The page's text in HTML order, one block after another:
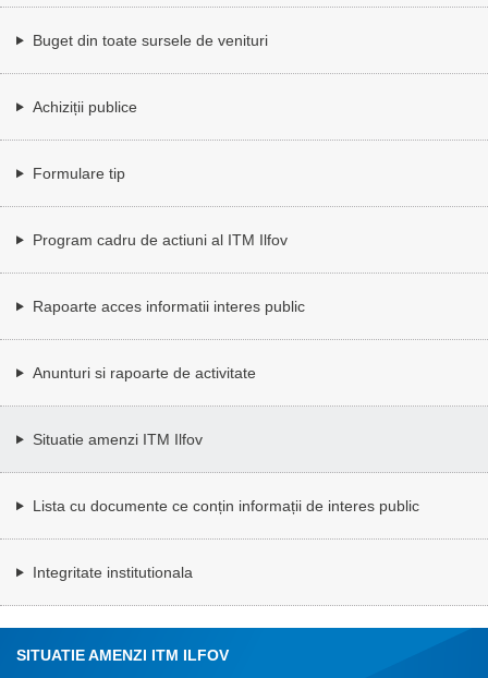
Buget din toate sursele de venituri
Achiziții publice
Formulare tip
Program cadru de actiuni al ITM Ilfov
Rapoarte acces informatii interes public
Anunturi si rapoarte de activitate
Situatie amenzi ITM Ilfov
Lista cu documente ce conțin informații de interes public
Integritate institutionala
SITUATIE AMENZI ITM ILFOV